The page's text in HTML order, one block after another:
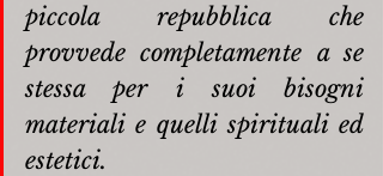
piccola repubblica che
provvede completamente a se
stessa per i suoi bisogni
materiali e quelli spirituali ed
estetici.